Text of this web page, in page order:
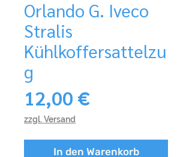
Orlando G. Iveco
Stralis
Kühlkoffersattelzu
g
12,00 €Preis
zzgl. Versand
In den Warenkorb